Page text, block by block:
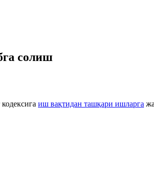
солиш
иш вақтидан ташқари ишларга